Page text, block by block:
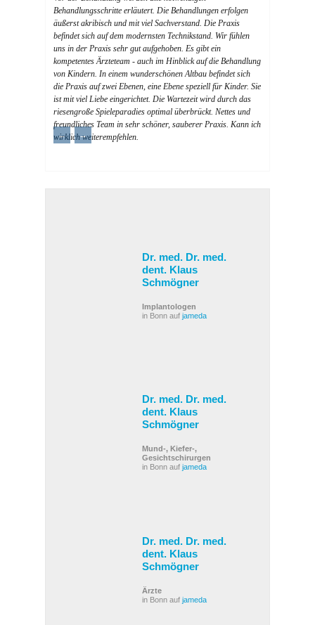
Behandlungsschritte erläutert. Die Behandlungen erfolgen
äußerst akribisch und mit viel Sachverstand. Die Praxis
befindet sich auf dem modernsten Technikstand. Wir fühlen
uns in der Praxis sehr gut aufgehoben. Es gibt ein
kompetentes Ärzteteam - auch im Hinblick auf die Behandlung
von Kindern. In einem wunderschönen Altbau befindet sich
die Praxis auf zwei Ebenen, eine Ebene speziell für Kinder. Sie
ist mit viel Liebe eingerichtet. Die Wartezeit wird durch das
riesengroße Spieleparadies optimal überbrückt. Nettes und
freundliches Team in sehr schöner, sauberer Praxis. Kann ich
wirklich weiterempfehlen.
← →
Dr. med. Dr. med.
dent. Klaus
Schmögner
Implantologen
in Bonn auf jameda
Dr. med. Dr. med.
dent. Klaus
Schmögner
Mund-, Kiefer-,
Gesichtschirurgen
in Bonn auf jameda
Dr. med. Dr. med.
dent. Klaus
Schmögner
Ärzte
in Bonn auf jameda